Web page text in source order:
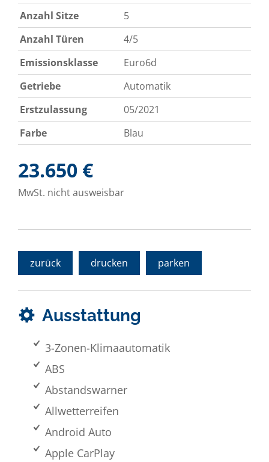
Anzahl Sitze
5
Anzahl Türen
4/5
Emissionsklasse
Euro6d
Getriebe
Automatik
Erstzulassung
05/2021
Farbe
Blau
23.650 €
MwSt. nicht ausweisbar
zurück drucken parken
Ausstattung
3-Zonen-Klimaautomatik
ABS
Abstandswarner
Allwetterreifen
Android Auto
Apple CarPlay